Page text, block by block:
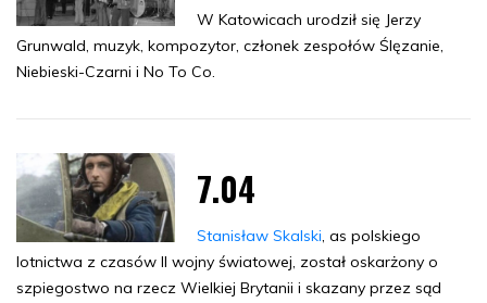
W Katowicach urodził się Jerzy
Grunwald, muzyk, kompozytor, członek zespołów Ślęzanie,
Niebieski-Czarni i No To Co.
7.04
Stanisław Skalski, as polskiego
lotnictwa z czasów II wojny światowej, został oskarżony o
szpiegostwo na rzecz Wielkiej Brytanii i skazany przez sąd